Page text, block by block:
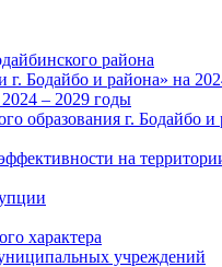
района
г. Бодайбо и района» на
– 2029 годы
образования г. Бодайбо
на
характера
учреждений